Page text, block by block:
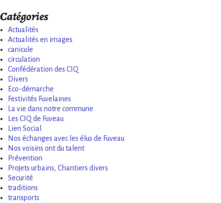
Catégories
Actualités
Actualités en images
canicule
circulation
Confédération des CIQ
Divers
Eco-démarche
Festivités Fuvelaines
La vie dans notre commune
Les CIQ de Fuveau
Lien Social
Nos échanges avec les élus de Fuveau
Nos voisins ont du talent
Prévention
Projets urbains, Chantiers divers
Securité
traditions
transports